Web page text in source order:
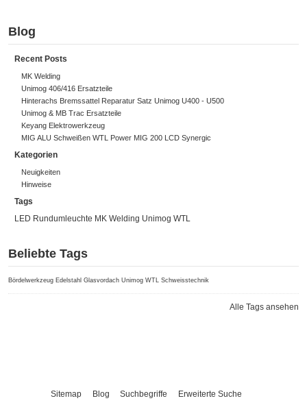
Blog
Recent Posts
MK Welding
Unimog 406/416 Ersatzteile
Hinterachs Bremssattel Reparatur Satz Unimog U400 - U500
Unimog & MB Trac Ersatzteile
Keyang Elektrowerkzeug
MIG ALU Schweißen WTL Power MIG 200 LCD Synergic
Kategorien
Neuigkeiten
Hinweise
Tags
LED Rundumleuchte MK Welding Unimog WTL
Beliebte Tags
Bördelwerkzeug Edelstahl Glasvordach Unimog WTL Schweisstechnik
Alle Tags ansehen
Sitemap Blog Suchbegriffe Erweiterte Suche